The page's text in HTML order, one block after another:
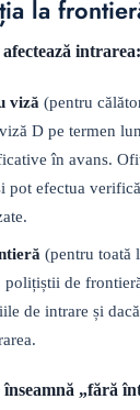
la
intrarea:
viză (pentru
D pe termen
în avans.
pot efectua
(pentru toată
de
de intrare și
„fără